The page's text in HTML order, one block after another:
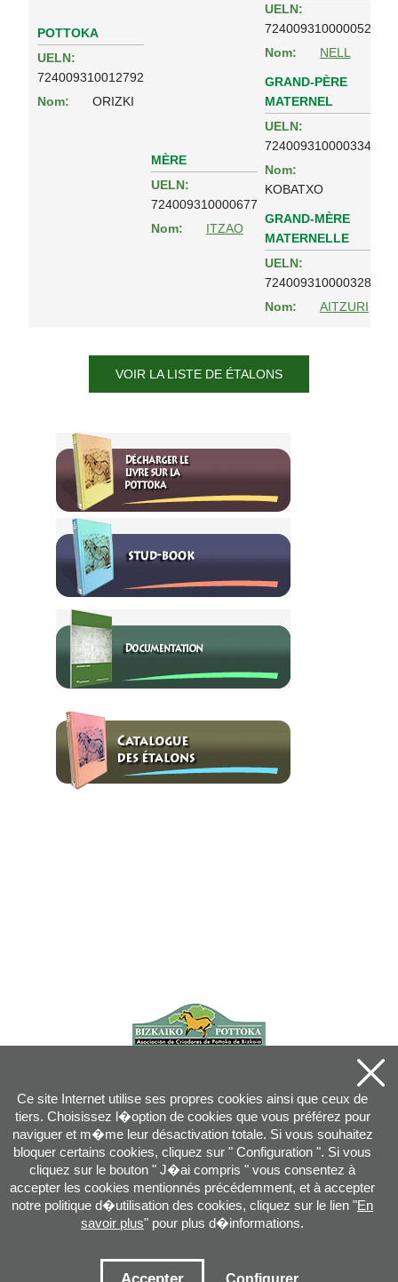
POTTOKA
UELN:
724009310012792
Nom:
ORIZKI
UELN:
724009310000052
Nom:
NELL
MÈRE
UELN:
724009310000677
Nom:
ITZAO
GRAND-PÈRE
MATERNEL
UELN:
724009310000334
Nom:
KOBATXO
GRAND-MÈRE
MATERNELLE
UELN:
724009310000328
Nom:
AITZURI
VOIR LA LISTE DE ÉTALONS
info@pottoka.info
Conditions d'Utilisation-Politique de Privacité-Politique des Cookies
Ce site Internet utilise ses propres cookies ainsi que ceux de
tiers. Choisissez l�option de cookies que vous préférez pour
naviguer et m�me leur désactivation totale. Si vous souhaitez
bloquer certains cookies, cliquez sur " Configuration ". Si vous
cliquez sur le bouton " J�ai compris " vous consentez à
accepter les cookies mentionnés précédemment, et à accepter
notre politique d�utilisation des cookies, cliquez sur le lien "En
savoir plus" pour plus d�informations.
Configurer